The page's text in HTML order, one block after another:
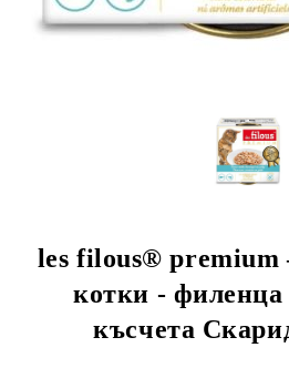
les filous® premium
котки - филенца
късчета